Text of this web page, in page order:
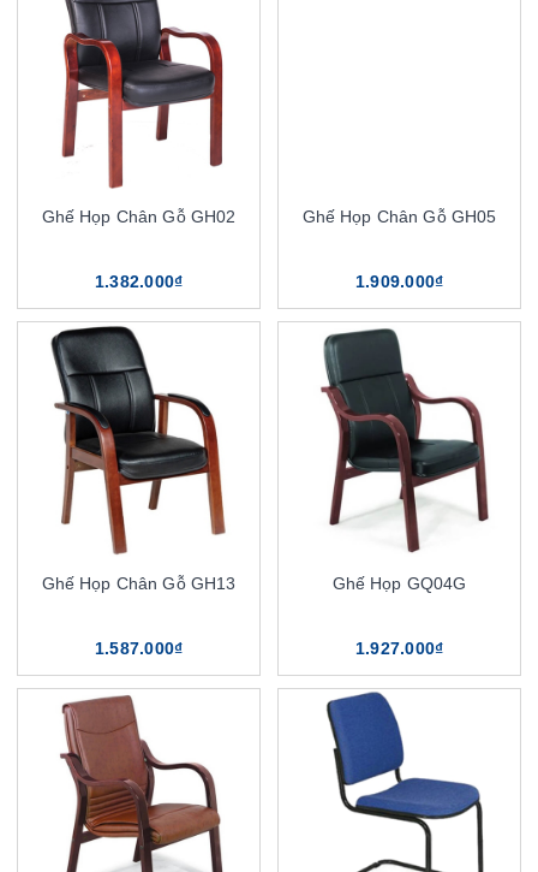
Ghế Họp Chân Gỗ GH02
1.382.000₫
Ghế Họp Chân Gỗ GH05
1.909.000₫
Ghế Họp Chân Gỗ GH13
1.587.000₫
Ghế Họp GQ04G
1.927.000₫